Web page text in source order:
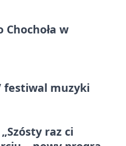
Chochoła w
festiwal muzyki
raz ci